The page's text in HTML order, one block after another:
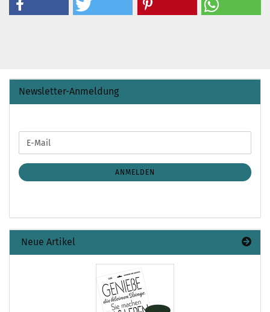
Newsletter-Anmeldung
ZUR
ANMELDUNG
E-
Mail
ANMELDEN
Neue Artikel